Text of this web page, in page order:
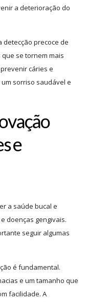
a deterioração do
detecção precoce de
se tornem mais
cáries e
sorriso saudável e
e
a saúde bucal e
doenças gengivais.
seguir algumas
é fundamental.
e um tamanho que
facilidade. A